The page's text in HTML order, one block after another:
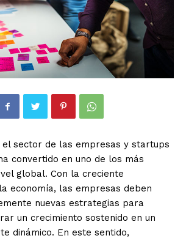
el sector de las empresas y startups
convertido en uno de los más
global. Con la creciente
economía, las empresas deben
nuevas estrategias para
un crecimiento sostenido en un
dinámico. En este sentido,